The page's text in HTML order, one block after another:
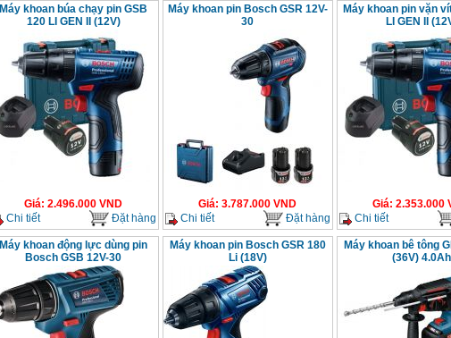
Máy khoan búa chạy pin GSB
120 LI GEN II (12V)
Giá: 2.496.000 VND
Chi tiết
Đặt hàng
Máy khoan pin Bosch GSR 12V-
30
Giá: 3.787.000 VND
Chi tiết
Đặt hàng
Máy khoan pin vặn
LI GEN II
Giá: 2.353.000
Chi tiết
Máy khoan động lực dùng pin
Bosch GSB 12V-30
Máy khoan pin Bosch GSR 180
Li (18V)
Máy khoan bê tông
(36V) 4.0Ah